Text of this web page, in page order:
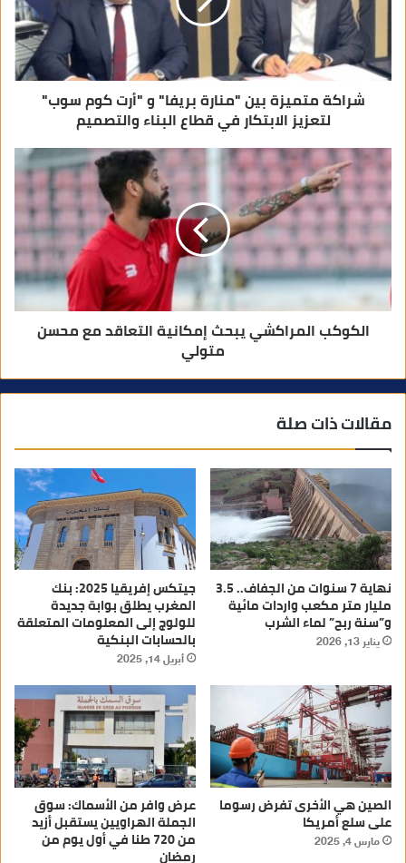
شراكة متميزة بين "منارة بريفا" و "أرت كوم سوب"
لتعزيز الابتكار في قطاع البناء والتصميم
الكوكب المراكشي يبحث إمكانية التعاقد مع محسن
متولي
مقالات ذات صلة
نهاية 7 سنوات من الجفاف.. 3.5
مليار متر مكعب واردات مائية
و”سنة ربح” لماء الشرب
يناير 13, 2026
جيتكس إفريقيا 2025: بنك
المغرب يطلق بوابة جديدة
للولوج إلى المعلومات المتعلقة
بالحسابات البنكية
أبريل 14, 2025
الصين هي الأخرى تفرض رسوما
على سلع أمريكا
مارس 4, 2025
عرض وافر من الأسماك: سوق
الجملة الهراويين يستقبل أزيد
من 720 طنا في أول يوم من
رمضان